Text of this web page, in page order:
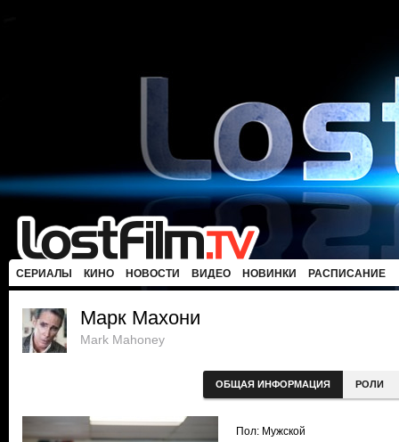
СЕРИАЛЫ КИНО НОВОСТИ ВИДЕО НОВИНКИ РАСПИСАНИЕ
Марк Махони
Mark Mahoney
ОБЩАЯ ИНФОРМАЦИЯ РОЛИ
Пол: Мужской